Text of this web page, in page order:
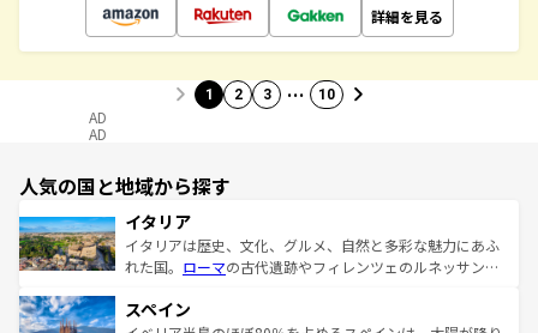
詳細を見る
1 2 3 … 10
AD
AD
人気の国と地域から探す
イタリア
イタリアは歴史、文化、グルメ、自然と多彩な魅力にあふ
れた国。 ローマの古代遺跡やフィレンツェのルネッサンス
ろん、トスカーナの美しい田園風景やアマルフィ海岸の絶
スペイン